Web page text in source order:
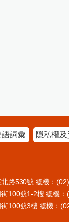
語詞彙 隱私權
路530號 總機：
100號1-2樓 總機
100號3樓 總機：